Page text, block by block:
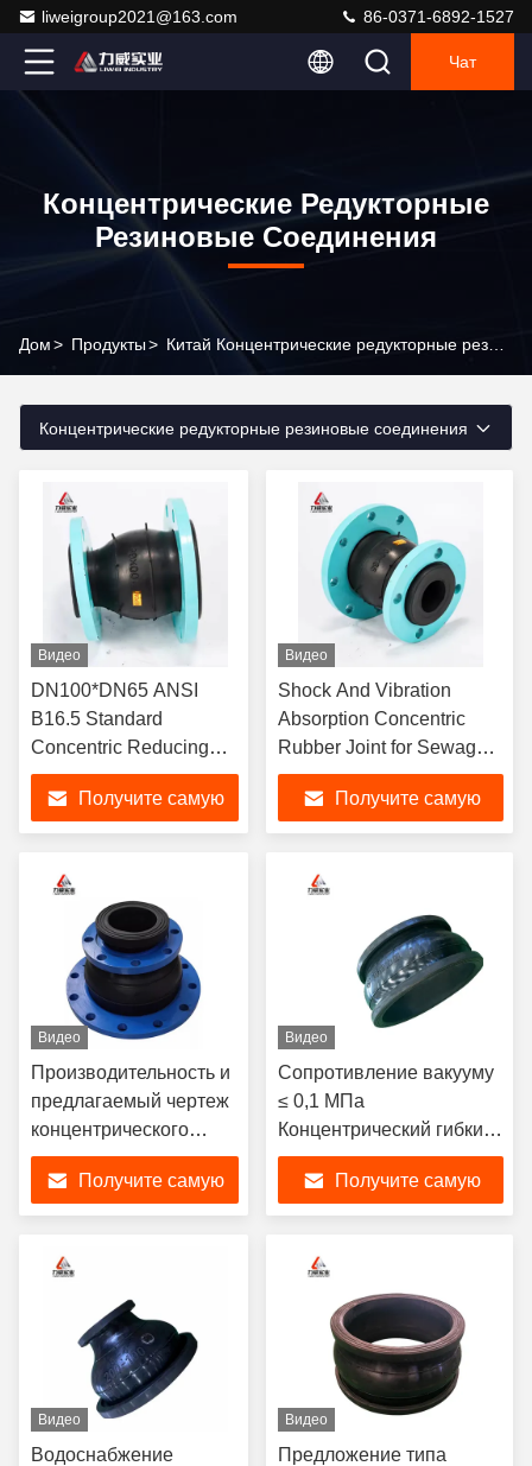
liweigroup2021@163.com 86-0371-6892-1527
Чат
Концентрические Редукторные
Резиновые Соединения
Дом> Продукты>
Концентрические редукторные резиновые соединения
Видео
DN100*DN65 ANSI
B16.5 Standard
Concentric Reducing
Rubber Joint Suitable
for Flange Connection
and Pressure 6-40bars
Получите самую
Видео
Shock And Vibration
Absorption Concentric
Rubber Joint for Sewage
Treatment Plant
Получите самую
Видео
Производительность и
предлагаемый чертеж
концентрического
резинового
соединения с
горизонтальным /
установки
Получите самую
Видео
Сопротивление вакууму
≤ 0,1 МПа
Концентрический гибкий
соединитель для защиты
от сточных вод
Получите самую
Видео
Водоснабжение
Видео
Предложение типа